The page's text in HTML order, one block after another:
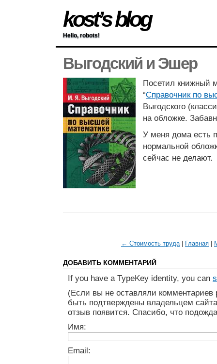
kost’s blog
Hello, robots!
Выгодский и Эшер
Посетил книжный
“Справочник по
Выгодского
на обложке.
У меня дома есть
нормальной
сейчас не делают.
← Стоимость труда| Главная
ДОБАВИТЬ КОММЕНТАРИЙ
If you have a TypeKey identity, you can
(Если вы не оставляли
быть подтверждены владельцем
отзыв появится. Спасибо, что
Имя:
Email: